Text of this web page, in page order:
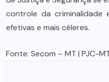
controle da criminalidade
efetivas e mais céleres.
Fonte: Secom – MT | PJC-